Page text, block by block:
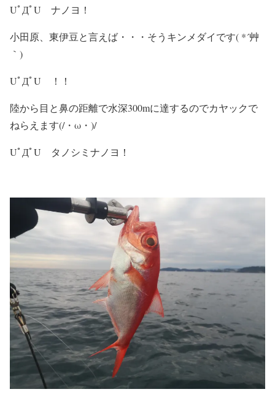
UﾟДﾟU ナノヨ！
小田原、東伊豆と言えば・・・そうキンメダイです( *´艸
｀)
UﾟДﾟU ！！
陸から目と鼻の距離で水深300mに達するのでカヤックで
ねらえます(/・ω・)/
UﾟДﾟU タノシミナノヨ！